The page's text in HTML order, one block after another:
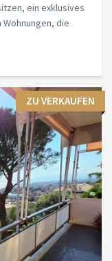
ein exklusives
die
ZU VERKAUFEN